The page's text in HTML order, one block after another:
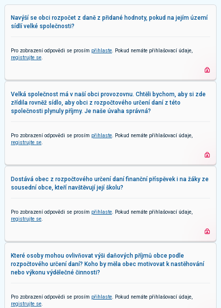
Navýší se obci rozpočet z daně z přidané hodnoty, pokud na jejím území
sídlí velké společnosti?
Pro zobrazení odpovědi se prosím přihlaste . Pokud nemáte přihlašovací údaje,
registrujte se
Velká společnost má v naší obci provozovnu. Chtěli bychom, aby si zde
zřídila rovněž sídlo, aby obci z rozpočtového určení daní z této
společnosti plynuly příjmy. Je naše úvaha správná?
Pro zobrazení odpovědi se prosím přihlaste . Pokud nemáte přihlašovací údaje,
registrujte se
Dostává obec z rozpočtového určení daní finanční příspěvek i na žáky ze
sousední obce, kteří navštěvují její školu?
Pro zobrazení odpovědi se prosím přihlaste . Pokud nemáte přihlašovací údaje,
registrujte se
Které osoby mohou ovlivňovat výši daňových příjmů obce podle
rozpočtového určení daní? Koho by měla obec motivovat k nastěhování
nebo výkonu výdělečné činnosti?
Pro zobrazení odpovědi se prosím přihlaste . Pokud nemáte přihlašovací údaje,
registrujte se